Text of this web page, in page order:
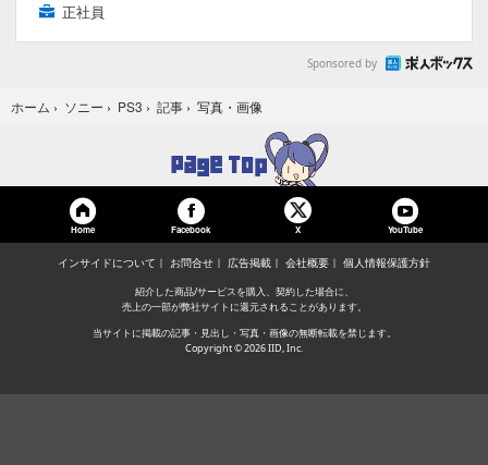
正社員
Sponsored by
ホーム › ソニー › PS3 › 記事 › 写真・画像
Home Facebook X YouTube
インサイドについて お問合せ 広告掲載 会社概要 個人情報保護方針
紹介した商品/サービスを購入、契約した場合に、
売上の一部が弊社サイトに還元されることがあります。
当サイトに掲載の記事・見出し・写真・画像の無断転載を禁じます。
Copyright © 2026 IID, Inc.